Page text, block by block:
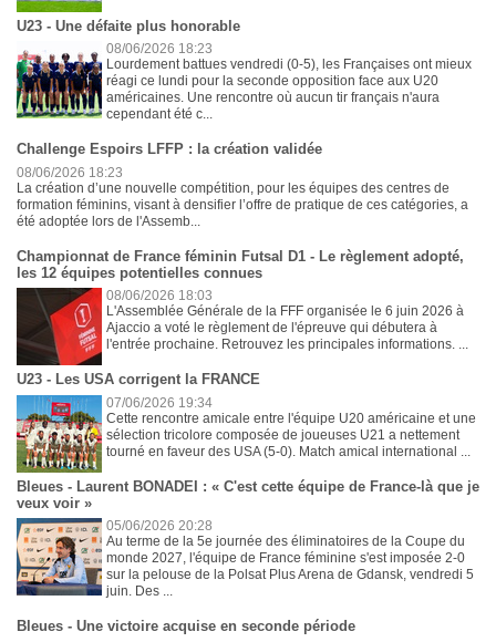
U23 - Une défaite plus honorable
08/06/2026 18:23
Lourdement battues vendredi (0-5), les Françaises ont mieux
réagi ce lundi pour la seconde opposition face aux U20
américaines. Une rencontre où aucun tir français n'aura
cependant été c...
Challenge Espoirs LFFP : la création validée
08/06/2026 18:23
La création d’une nouvelle compétition, pour les équipes des centres de
formation féminins, visant à densifier l’offre de pratique de ces catégories, a
été adoptée lors de l'Assemb...
Championnat de France féminin Futsal D1 - Le règlement adopté,
les 12 équipes potentielles connues
08/06/2026 18:03
L'Assemblée Générale de la FFF organisée le 6 juin 2026 à
Ajaccio a voté le règlement de l'épreuve qui débutera à
l'entrée prochaine. Retrouvez les principales informations. ...
U23 - Les USA corrigent la FRANCE
07/06/2026 19:34
Cette rencontre amicale entre l'équipe U20 américaine et une
sélection tricolore composée de joueuses U21 a nettement
tourné en faveur des USA (5-0). Match amical international ...
Bleues - Laurent BONADEI : « C'est cette équipe de France-là que je
veux voir »
05/06/2026 20:28
Au terme de la 5e journée des éliminatoires de la Coupe du
monde 2027, l'équipe de France féminine s'est imposée 2-0
sur la pelouse de la Polsat Plus Arena de Gdansk, vendredi 5
juin. Des ...
Bleues - Une victoire acquise en seconde période